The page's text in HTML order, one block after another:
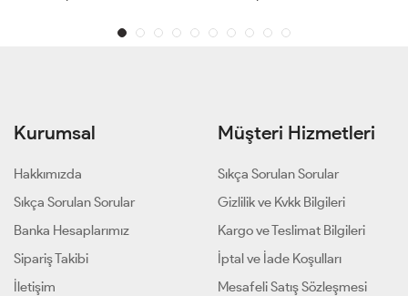
Kurumsal
Hakkımızda
Sıkça Sorulan Sorular
Banka Hesaplarımız
Sipariş Takibi
İletişim
Müşteri Hizmetleri
Sıkça Sorulan Sorular
Gizlilik ve Kvkk Bilgileri
Kargo ve Teslimat Bilgileri
İptal ve İade Koşulları
Mesafeli Satış Sözleşmesi